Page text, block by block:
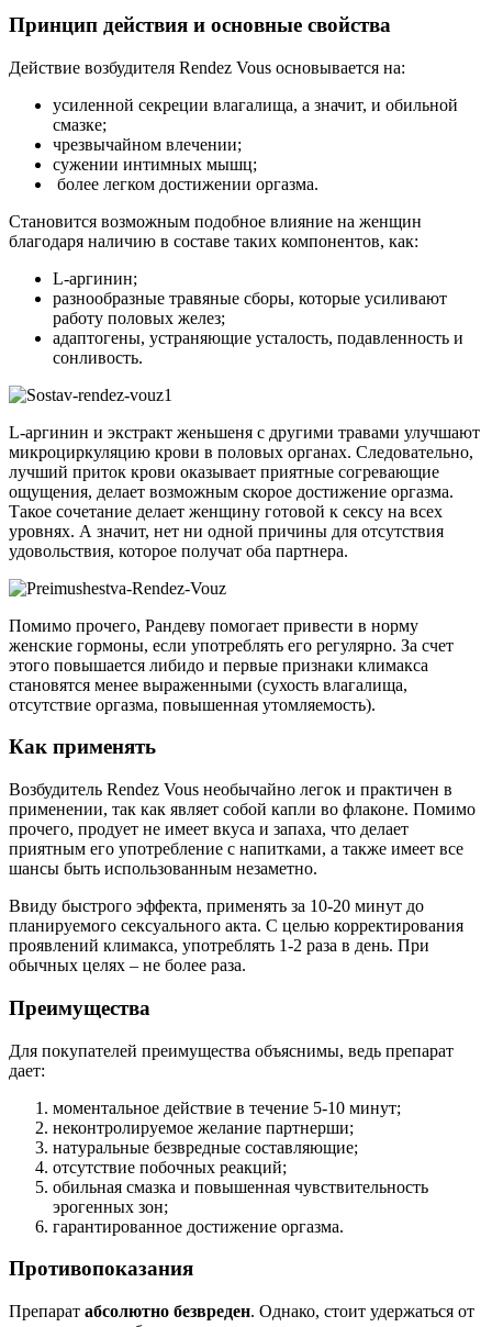
Принцип действия и основные свойства
Действие возбудителя Rendez Vous основывается на:
усиленной секреции влагалища, а значит, и обильной
смазке;
чрезвычайном влечении;
сужении интимных мышц;
более легком достижении оргазма.
Становится возможным подобное влияние на женщин
благодаря наличию в составе таких компонентов, как:
L-аргинин;
разнообразные травяные сборы, которые усиливают
работу половых желез;
адаптогены, устраняющие усталость, подавленность и
сонливость.
L-аргинин и экстракт женьшеня с другими травами улучшают
микроциркуляцию крови в половых органах. Следовательно,
лучший приток крови оказывает приятные согревающие
ощущения, делает возможным скорое достижение оргазма.
Такое сочетание делает женщину готовой к сексу на всех
уровнях. А значит, нет ни одной причины для отсутствия
удовольствия, которое получат оба партнера.
Помимо прочего, Рандеву помогает привести в норму
женские гормоны, если употреблять его регулярно. За счет
этого повышается либидо и первые признаки климакса
становятся менее выраженными (сухость влагалища,
отсутствие оргазма, повышенная утомляемость).
Как применять
Возбудитель Rendez Vous необычайно легок и практичен в
применении, так как являет собой капли во флаконе. Помимо
прочего, продует не имеет вкуса и запаха, что делает
приятным его употребление с напитками, а также имеет все
шансы быть использованным незаметно.
Ввиду быстрого эффекта, применять за 10-20 минут до
планируемого сексуального акта. С целью корректирования
проявлений климакса, употреблять 1-2 раза в день. При
обычных целях – не более раза.
Преимущества
Для покупателей преимущества объяснимы, ведь препарат
дает:
моментальное действие в течение 5-10 минут;
неконтролируемое желание партнерши;
натуральные безвредные составляющие;
отсутствие побочных реакций;
обильная смазка и повышенная чувствительность
эрогенных зон;
гарантированное достижение оргазма.
Противопоказания
Препарат абсолютно безвреден. Однако, стоит удержаться от